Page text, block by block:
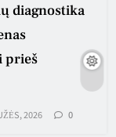
diagnostika
prieš
2026 0